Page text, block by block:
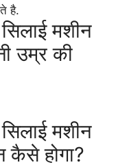
है.
मशीन
उम्र की
मशीन
कैसे होगा?